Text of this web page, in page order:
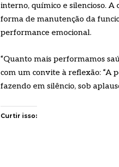
interno, químico e silencioso.
forma de manutenção da
performance emocional.
“Quanto mais performamos
com um convite à reflexão: “A
fazendo em silêncio, sob
Curtir isso: